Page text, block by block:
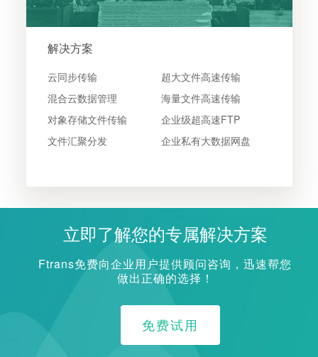
解决方案
云同步传输
超大文件高速传输
混合云数据管理
海量文件高速传输
对象存储文件传输
企业级超高速FTP
文件汇聚分发
企业私有大数据网盘
立即了解您的专属解决方案
Ftrans免费向企业用户提供顾问咨询，迅速帮您
做出正确的选择！
免费试用